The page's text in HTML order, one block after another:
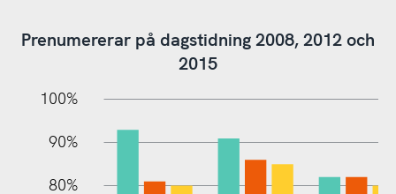
Prenumererar på dagstidning 2008, 2012 och
2015
100%
90%
80%